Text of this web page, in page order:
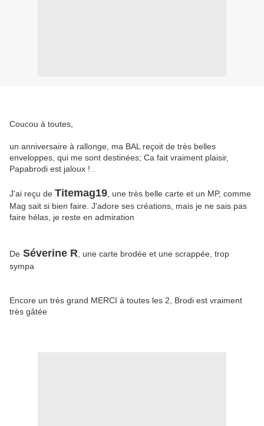
Coucou à toutes,
un anniversaire à rallonge, ma BAL reçoit de très belles
enveloppes, qui me sont destinées; Ca fait vraiment plaisir,
Papabrodi est jaloux ! .
J'ai reçu de Titemag19 , une très belle carte et un MP, comme
Mag sait si bien faire. J'adore ses créations, mais je ne sais pas
faire hélas, je reste en admiration
De Séverine R , une carte brodée et une scrappée, trop
sympa
Encore un très grand MERCI à toutes les 2, Brodi est vraiment
très gâtée